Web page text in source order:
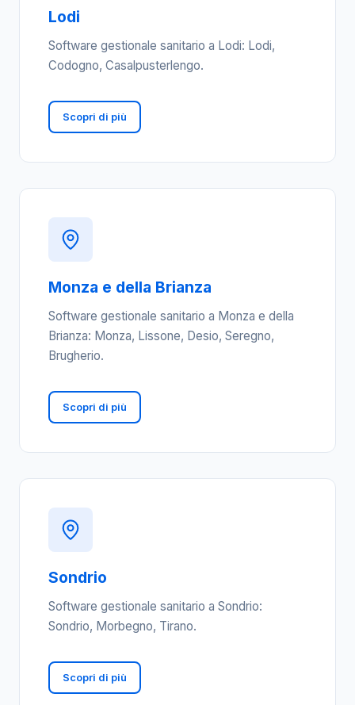
Lodi
Software gestionale sanitario a Lodi: Lodi,
Codogno, Casalpusterlengo.
Scopri di più
Monza e della Brianza
Software gestionale sanitario a Monza e della
Brianza: Monza, Lissone, Desio, Seregno,
Brugherio.
Scopri di più
Sondrio
Software gestionale sanitario a Sondrio:
Sondrio, Morbegno, Tirano.
Scopri di più